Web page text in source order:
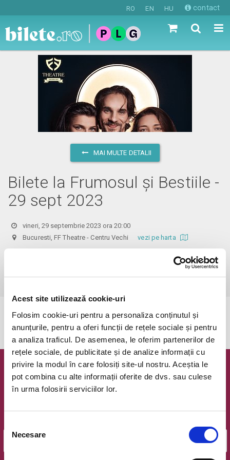
Acest site utilizează cookie-uri
Folosim cookie-uri pentru a personaliza conținutul și
anunțurile, pentru a oferi funcții de rețele sociale și pentru
a analiza traficul. De asemenea, le oferim partenerilor de
rețele sociale, de publicitate și de analize informații cu
privire la modul în care folosiți site-ul nostru. Aceștia le
pot combina cu alte informații oferite de dvs. sau culese
în urma folosirii serviciilor lor.
consimțământului
Necesare
RO EN HU contact
MAI MULTE DETALII
Bilete la Frumosul și Bestiile -
29 sept 2023
vineri, 29 septembrie 2023 ora 20:00
Bucuresti, FF Theatre - Centru Vechivezi pe harta
Din respect pentru actori si public avem rugamintea de a va prezenta
cu cel putin 30 de minute inainte de inceperea spectacolului.
Evenimentul a expirat.
Newsletter @ Bilete.ro